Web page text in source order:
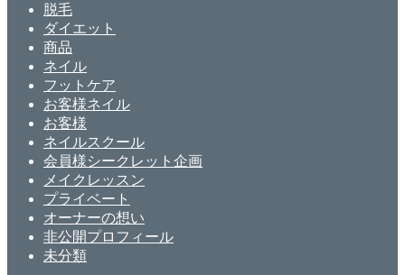
脱毛
ダイエット
商品
ネイル
フットケア
お客様ネイル
お客様
ネイルスクール
会員様シークレット企画
メイクレッスン
プライベート
オーナーの想い
非公開プロフィール
未分類